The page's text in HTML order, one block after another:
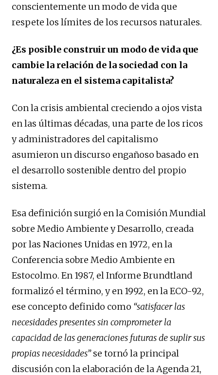
conscientemente un modo de vida que
respete los límites de los recursos naturales.
¿Es posible construir un modo de vida que
cambie la relación de la sociedad con la
naturaleza en el sistema capitalista?
Con la crisis ambiental creciendo a ojos vista
en las últimas décadas, una parte de los ricos
y administradores del capitalismo
asumieron un discurso engañoso basado en
el desarrollo sostenible dentro del propio
sistema.
Esa definición surgió en la Comisión Mundial
sobre Medio Ambiente y Desarrollo, creada
por las Naciones Unidas en 1972, en la
Conferencia sobre Medio Ambiente en
Estocolmo. En 1987, el Informe Brundtland
formalizó el término, y en 1992, en la ECO-92,
ese concepto definido como “satisfacer las
necesidades presentes sin comprometer la
capacidad de las generaciones futuras de suplir sus
propias necesidades”se tornó la principal
discusión con la elaboración de la Agenda 21,